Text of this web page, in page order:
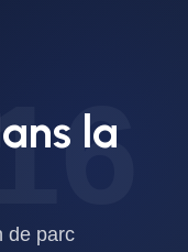
la
de parc